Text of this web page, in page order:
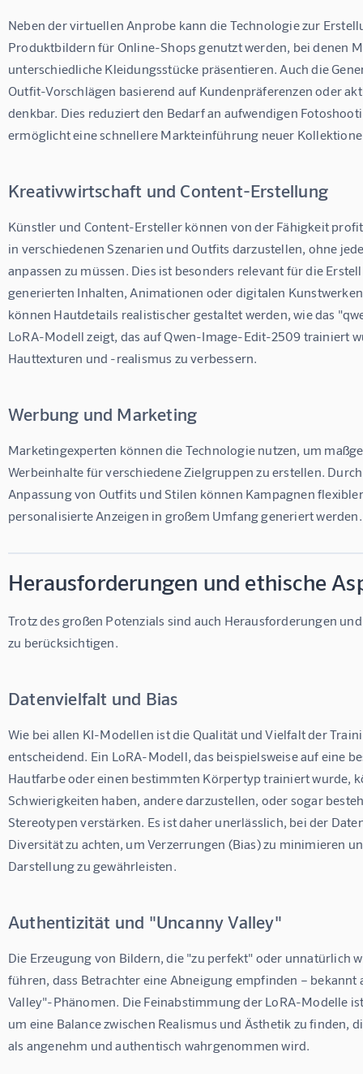
Neben der virtuellen Anprobe kann die Technologie zur
Produktbildern für Online-Shops genutzt werden, bei denen
unterschiedliche Kleidungsstücke präsentieren. Auch die
Outfit-Vorschlägen basierend auf Kundenpräferenzen oder
denkbar. Dies reduziert den Bedarf an aufwendigen
ermöglicht eine schnellere Markteinführung neuer
Kreativwirtschaft und Content-Erstellung
Künstler und Content-Ersteller können von der Fähigkeit
in verschiedenen Szenarien und Outfits darzustellen, ohne
anpassen zu müssen. Dies ist besonders relevant für die
generierten Inhalten, Animationen oder digitalen
können Hautdetails realistischer gestaltet werden, wie das
LoRA-Modell zeigt, das auf Qwen-Image-Edit-2509 trainiert
Hauttexturen und -realismus zu verbessern.
Werbung und Marketing
Marketingexperten können die Technologie nutzen, um
Werbeinhalte für verschiedene Zielgruppen zu erstellen.
Anpassung von Outfits und Stilen können Kampagnen
personalisierte Anzeigen in großem Umfang generiert werden.
Herausforderungen und ethische
Trotz des großen Potenzials sind auch Herausforderungen
zu berücksichtigen.
Datenvielfalt und Bias
Wie bei allen KI-Modellen ist die Qualität und Vielfalt der
entscheidend. Ein LoRA-Modell, das beispielsweise auf eine
Hautfarbe oder einen bestimmten Körpertyp trainiert wurde,
Schwierigkeiten haben, andere darzustellen, oder sogar
Stereotypen verstärken. Es ist daher unerlässlich, bei der
Diversität zu achten, um Verzerrungen (Bias) zu minimieren
Darstellung zu gewährleisten.
Authentizität und "Uncanny Valley"
Die Erzeugung von Bildern, die "zu perfekt" oder unnatürlich
führen, dass Betrachter eine Abneigung empfinden – bekannt
Valley"-Phänomen. Die Feinabstimmung der LoRA-Modelle
um eine Balance zwischen Realismus und Ästhetik zu finden,
als angenehm und authentisch wahrgenommen wird.